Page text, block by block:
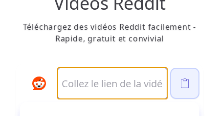
Téléchargez des vidéos Reddit facilement -
Rapide, gratuit et convivial